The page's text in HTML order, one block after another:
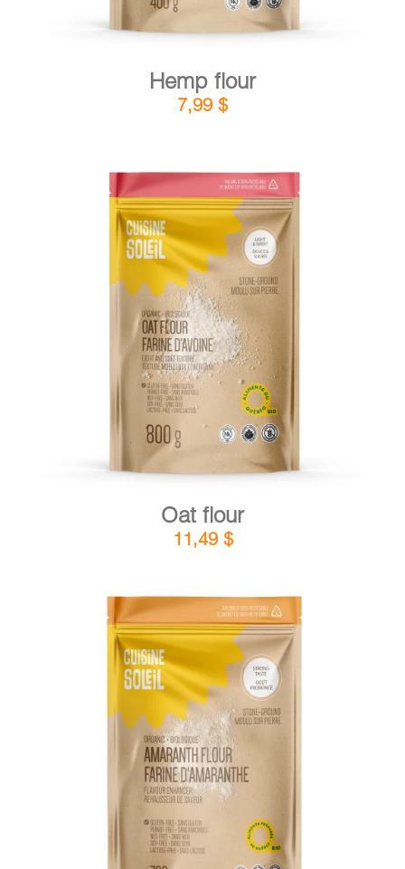
Hemp flour
7,99 $
ADD TO CART DETAILS
Oat flour
11,49 $
ADD TO CART / DETAILS